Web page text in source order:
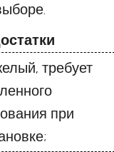
требует
при